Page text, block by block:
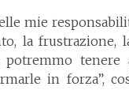
mie
la frustrazione,
potremmo
in forza”,